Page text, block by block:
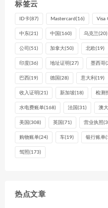
标签云
ID卡(87) Mastercard (16) Visa
中东(21) 中国 (160) 乌克兰(20)
公司 (51) 加拿大(50) 北欧(19)
印度(36) 地址证明 (27) 墨西哥
巴西(19) 德国 (28) 意大利 (19)
收入证明 (21) 新加坡(18) 检测
水电费账单(168) 法国 (31) 澳
美国 (308) 英国 (71) 营业执照
购物账单(24) 车(19) 银行账单
驾照(173)
热点文章